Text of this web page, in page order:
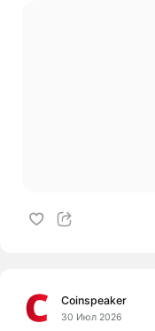
Coinspeaker
30 Июл 2026